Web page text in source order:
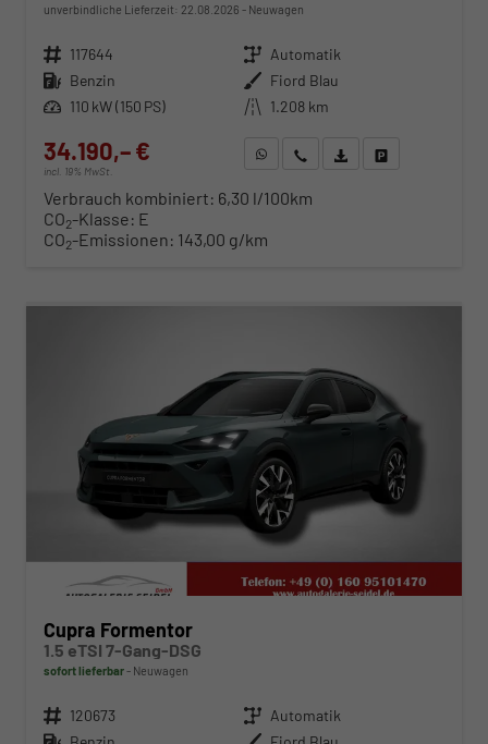
unverbindliche Lieferzeit: 22.08.2026 Neuwagen
Fahrzeugnr. 117644 Getriebe Automatik
Kraftstoff Benzin Außenfarbe Fiord Blau
Leistung 110 kW (150 PS) Kilometerstand 1.208 km
34.190,– €
incl. 19% MwSt.
WhatsApp anfragen
Wir rufen Sie anFahrzeugexposé (PDF)
Verbrauch kombiniert: 6,30 l/100km
CO2-Klasse: E
CO2-Emissionen: 143,00 g/km
Cupra Formentor
1.5 eTSI 7-Gang-DSG
sofort lieferbar Neuwagen
Fahrzeugnr. 120673 Getriebe Automatik